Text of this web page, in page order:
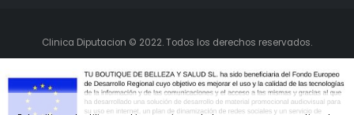
Clinica Diputacion © 2022. Todos los derechos reservados.